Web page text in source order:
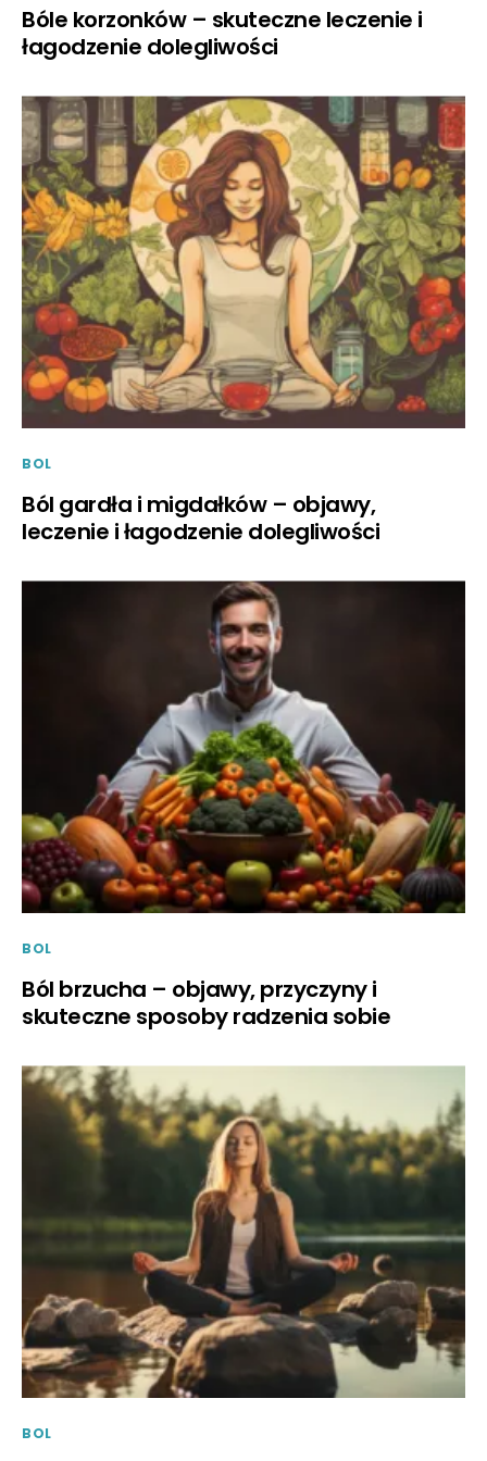
Bóle korzonków – skuteczne leczenie i
łagodzenie dolegliwości
BOL
Ból gardła i migdałków – objawy,
leczenie i łagodzenie dolegliwości
BOL
Ból brzucha – objawy, przyczyny i
skuteczne sposoby radzenia sobie
BOL